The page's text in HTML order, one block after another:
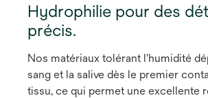
Hydrophilie pour des
précis.
Nos matériaux tolérant l'humidité
sang et la salive dès le premier
tissu, ce qui permet une excellente